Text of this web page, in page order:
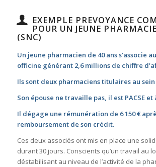
EXEMPLE PREVOYANCE
POUR UN JEUNE
(SNC)
Un jeune pharmacien de 40 ans s’associe
officine générant 2,6 millions de chiffre
Ils sont deux pharmaciens titulaires au sein
Son épouse ne travaille pas, il est PACSE et
Il dégage une rémunération de 6 150 €
remboursement de son crédit.
Ces deux associés ont mis en place une
durant 30 jours. Conscients qu’un travail au
déstabilisant au niveau de l’activité de la